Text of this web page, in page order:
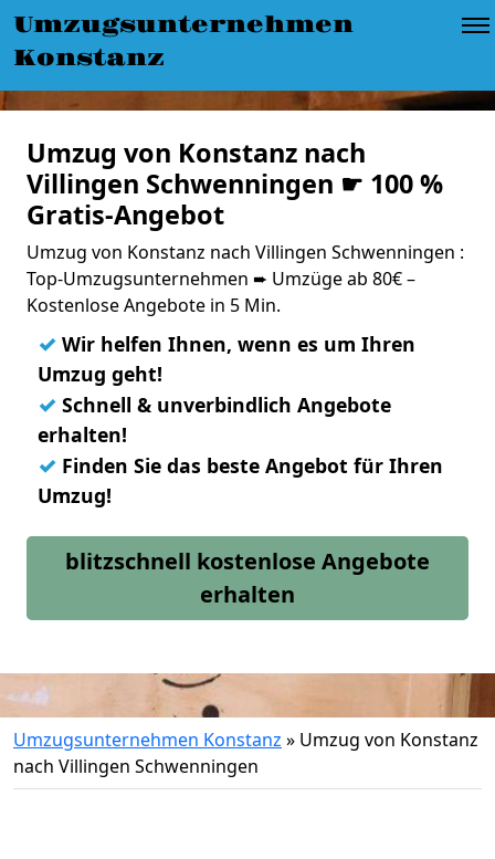
Umzugsunternehmen
Konstanz
Umzug von Konstanz nach
Villingen Schwenningen ☛ 100 %
Gratis-Angebot
Umzug von Konstanz nach Villingen Schwenningen :
Top-Umzugsunternehmen ➨ Umzüge ab 80€ –
Kostenlose Angebote in 5 Min.
✓ Wir helfen Ihnen, wenn es um Ihren
Umzug geht!
✓ Schnell & unverbindlich Angebote
erhalten!
✓ Finden Sie das beste Angebot für Ihren
Umzug!
blitzschnell kostenlose Angebote
erhalten
Umzugsunternehmen Konstanz » Umzug von Konstanz
nach Villingen Schwenningen